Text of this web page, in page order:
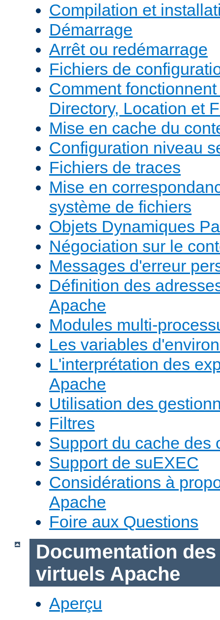
Compilation et
Démarrage
Arrêt ou redémarrage
Fichiers de
Comment
Directory, Location et
Mise en cache du
Configuration niveau
Fichiers de traces
Mise en
système de fichiers
Objets Dynamiques
Négociation sur le
Messages d'erreur
Définition des
Apache
Modules multi-
Les variables
L'interprétation des
Apache
Utilisation des
Filtres
Support du cache des
Support de suEXEC
Considérations à
Apache
Foire aux Questions
Documentation
virtuels Apache
Aperçu